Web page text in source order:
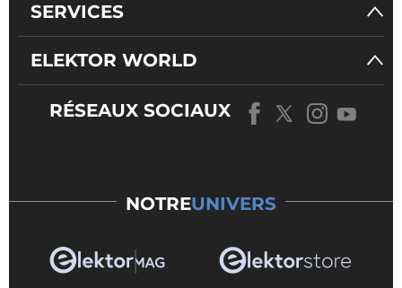
SERVICES
ELEKTOR WORLD
RÉSEAUX SOCIAUX
NOTREUNIVERS